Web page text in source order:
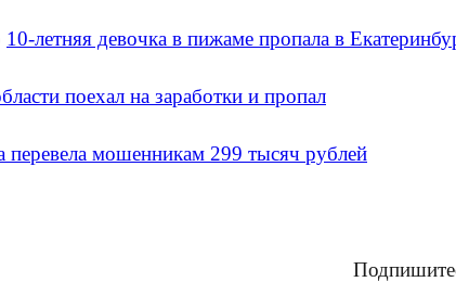
10-летняя девочка в пижаме пропала в
поехал на заработки и пропал
перевела мошенникам 299 тысяч рублей